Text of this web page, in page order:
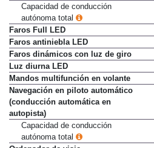
Capacidad de conducción
autónoma total
Faros Full LED
Faros antiniebla LED
Faros dinámicos con luz de giro
Luz diurna LED
Mandos multifunción en volante
Navegación en piloto automático
(conducción automática en
autopista)
Capacidad de conducción
autónoma total